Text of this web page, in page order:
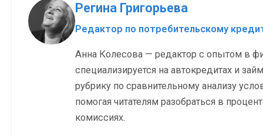
Регина Григорьева
Редактор по потребительскому
Анна Колесова — редактор с опытом в
специализируется на автокредитах и
рубрику по сравнительному анализу
помогая читателям разобраться в
комиссиях.